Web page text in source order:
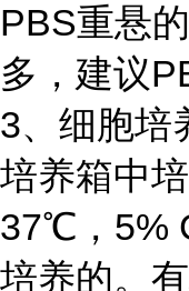
PBS重悬
多，建议
3、细胞培
培养箱中
37℃，5%
培养的。